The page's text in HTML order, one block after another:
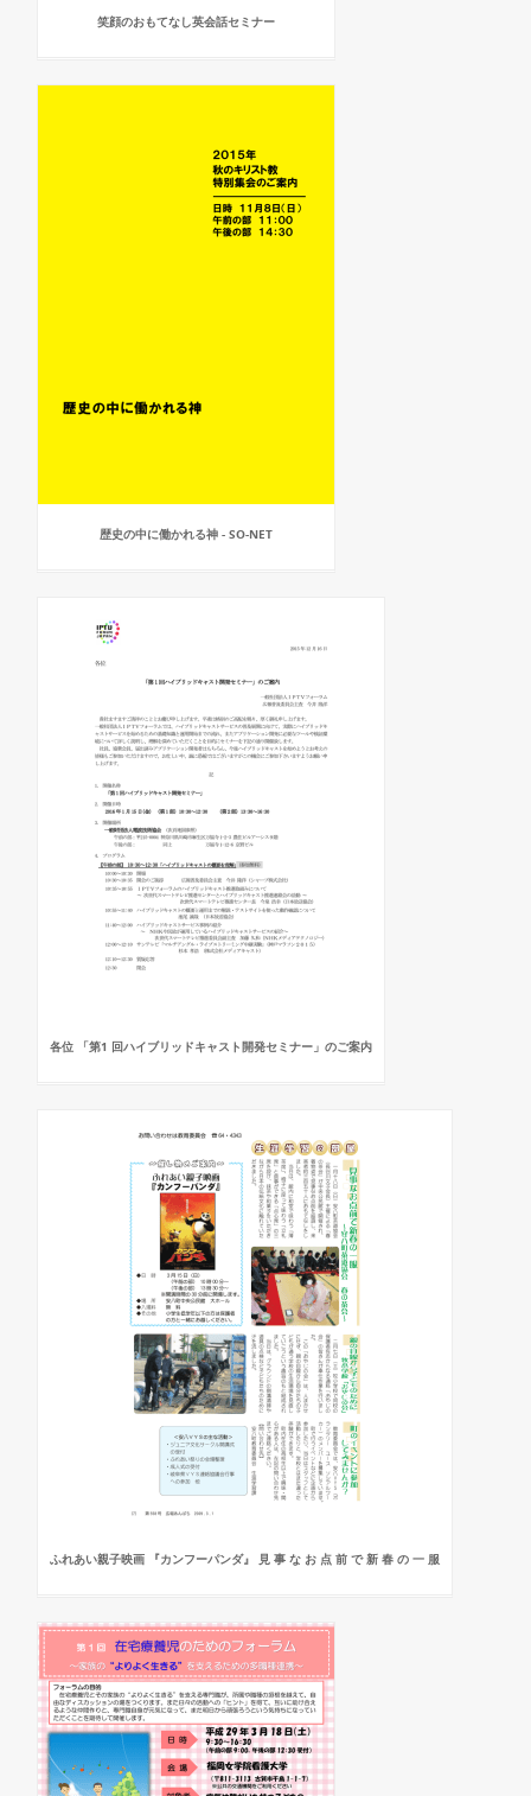
笑顔のおもてなし英会話セミナー
歴史の中に働かれる神 - SO-NET
各位 「第1 回ハイブリッドキャスト開発セミナー」のご案内
ふれあい親子映画 『カンフーパンダ』 見 事 な お 点 前 で 新 春 の 一 服